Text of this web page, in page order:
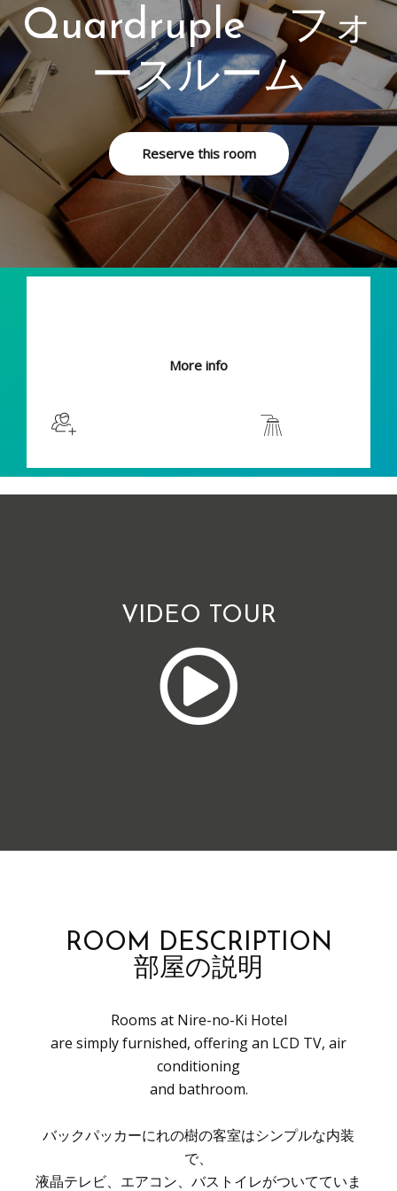
Quardruple フォ
ースルーム
Reserve this room
More info
VIDEO TOUR
ROOM DESCRIPTION
部屋の説明
Rooms at Nire-no-Ki Hotel
are simply furnished, offering an LCD TV, air
conditioning
and bathroom.
バックパッカーにれの樹の客室はシンプルな内装
で、
液晶テレビ、エアコン、バストイレがついてていま